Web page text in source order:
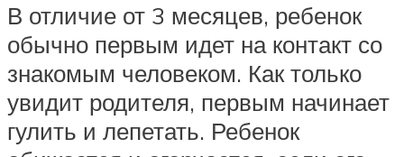
В отличие от 3 месяцев, ребенок
обычно первым идет на контакт со
знакомым человеком. Как только
увидит родителя, первым начинает
гулить и лепетать. Ребенок